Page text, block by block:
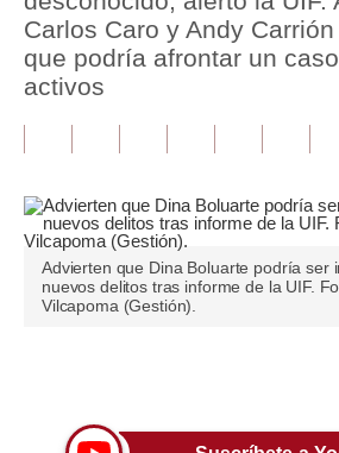
Inmobiliarias
Plus G
Pregunta de hoy
Blogs
Tendencias
Moda
Carlos Caro y Andy
que podría afrontar un
activos
Advierten que Dina Boluarte podría ser
nuevos delitos tras informe de la UIF.
Vilcapoma (Gestión).